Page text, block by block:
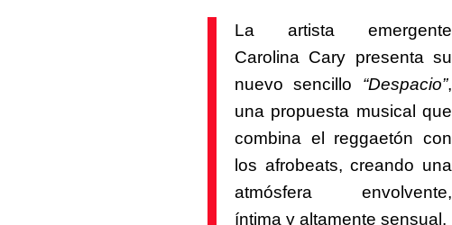
La artista emergente
Carolina Cary presenta su
nuevo sencillo “Despacio”,
una propuesta musical que
combina el reggaetón con
los afrobeats, creando una
atmósfera envolvente,
íntima y altamente sensual.